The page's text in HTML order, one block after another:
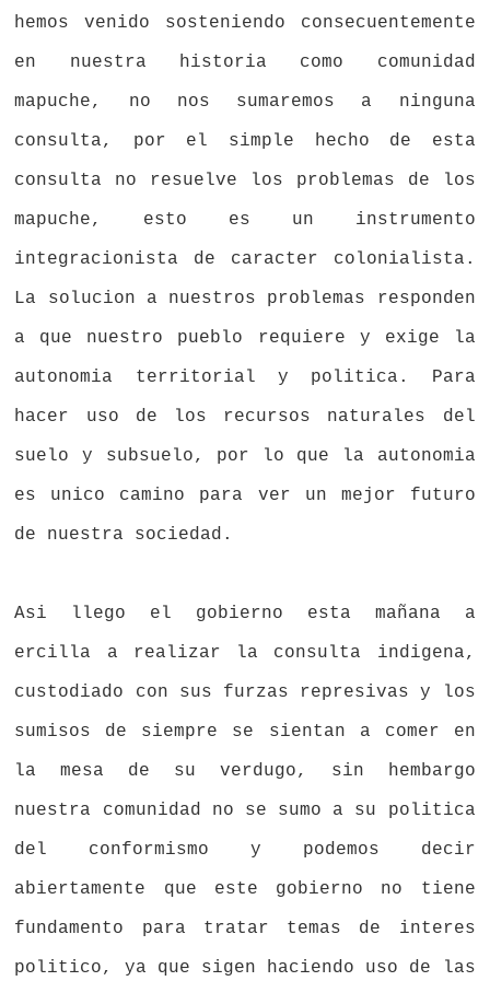
hemos venido sosteniendo consecuentemente
en nuestra historia como comunidad
mapuche, no nos sumaremos a ninguna
consulta, por el simple hecho de esta
consulta no resuelve los problemas de los
mapuche, esto es un instrumento
integracionista de caracter colonialista.
La solucion a nuestros problemas responden
a que nuestro pueblo requiere y exige la
autonomia territorial y politica. Para
hacer uso de los recursos naturales del
suelo y subsuelo, por lo que la autonomia
es unico camino para ver un mejor futuro
de nuestra sociedad.
Asi llego el gobierno esta mañana a
ercilla a realizar la consulta indigena,
custodiado con sus furzas represivas y los
sumisos de siempre se sientan a comer en
la mesa de su verdugo, sin hembargo
nuestra comunidad no se sumo a su politica
del conformismo y podemos decir
abiertamente que este gobierno no tiene
fundamento para tratar temas de interes
politico, ya que sigen haciendo uso de las